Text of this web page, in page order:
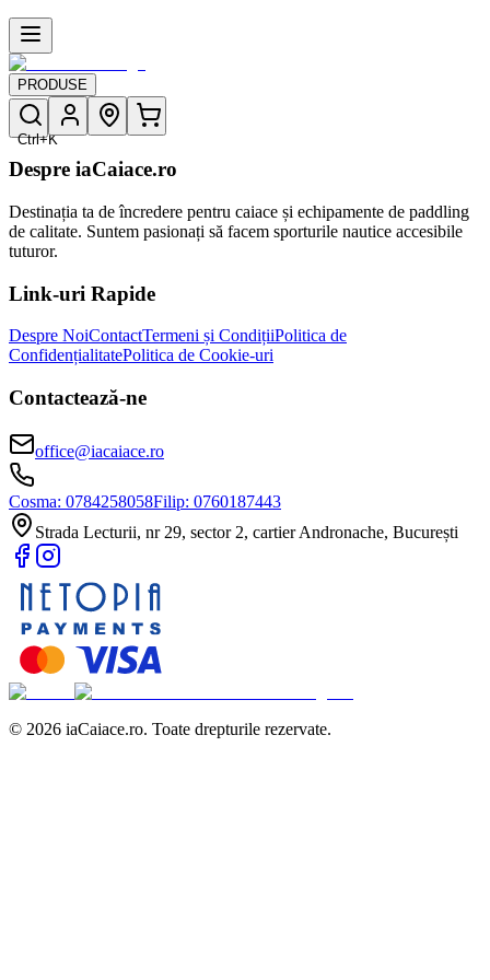
PRODUSE
Ctrl+K
Despre iaCaiace.ro
Destinația ta de încredere pentru caiace și echipamente de paddling
de calitate. Suntem pasionați să facem sporturile nautice accesibile
tuturor.
Link-uri Rapide
Despre NoiContactTermeni și CondițiiPolitica de
ConfidențialitatePolitica de Cookie-uri
Contactează-ne
office@iacaiace.ro
Cosma: 0784258058Filip: 0760187443
Strada Lecturii, nr 29, sector 2, cartier Andronache, București
© 2026 iaCaiace.ro. Toate drepturile rezervate.